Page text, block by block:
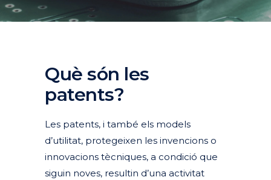
Què són les
patents?
Les patents, i també els models
d’utilitat, protegeixen les invencions o
innovacions tècniques, a condició que
siguin noves, resultin d’una activitat